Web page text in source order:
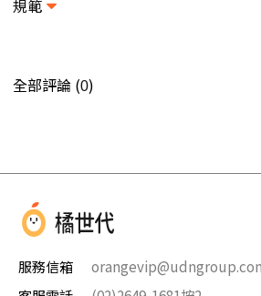
規範
全部評論 (0)
服務信箱